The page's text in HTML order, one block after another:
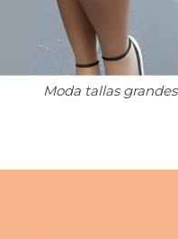
Moda tallas grandes